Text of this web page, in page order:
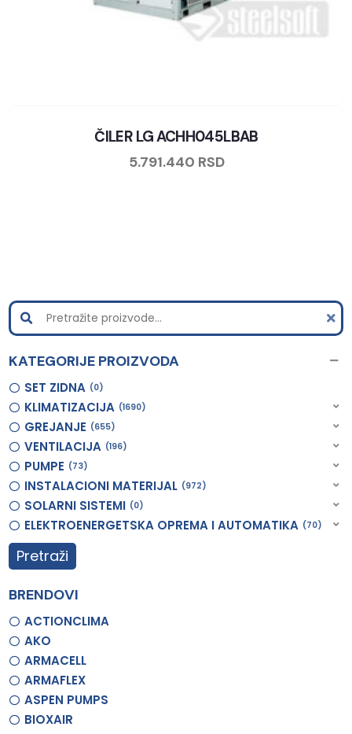
ČILER LG ACHH045LBAB
5.791.440 RSD
KATEGORIJE PROIZVODA
SET ZIDNA 0
KLIMATIZACIJA 1690
GREJANJE 655
VENTILACIJA 196
PUMPE 73
INSTALACIONI MATERIJAL 972
SOLARNI SISTEMI 0
ELEKTROENERGETSKA OPREMA I AUTOMATIKA 70
Pretraži
BRENDOVI
ACTIONCLIMA
AKO
ARMACELL
ARMAFLEX
ASPEN PUMPS
BIOXAIR